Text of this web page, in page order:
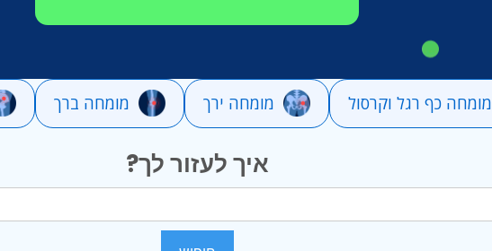
מומחה ברך מומחה ירך מומחה כף רגל וקרסול
איך לעזור לך?